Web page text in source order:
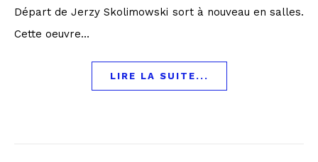
Départ de Jerzy Skolimowski sort à nouveau en salles.
Cette oeuvre…
LIRE LA SUITE...